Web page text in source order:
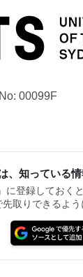
00099F
、知っている情
に登録しておく
取りできるよう